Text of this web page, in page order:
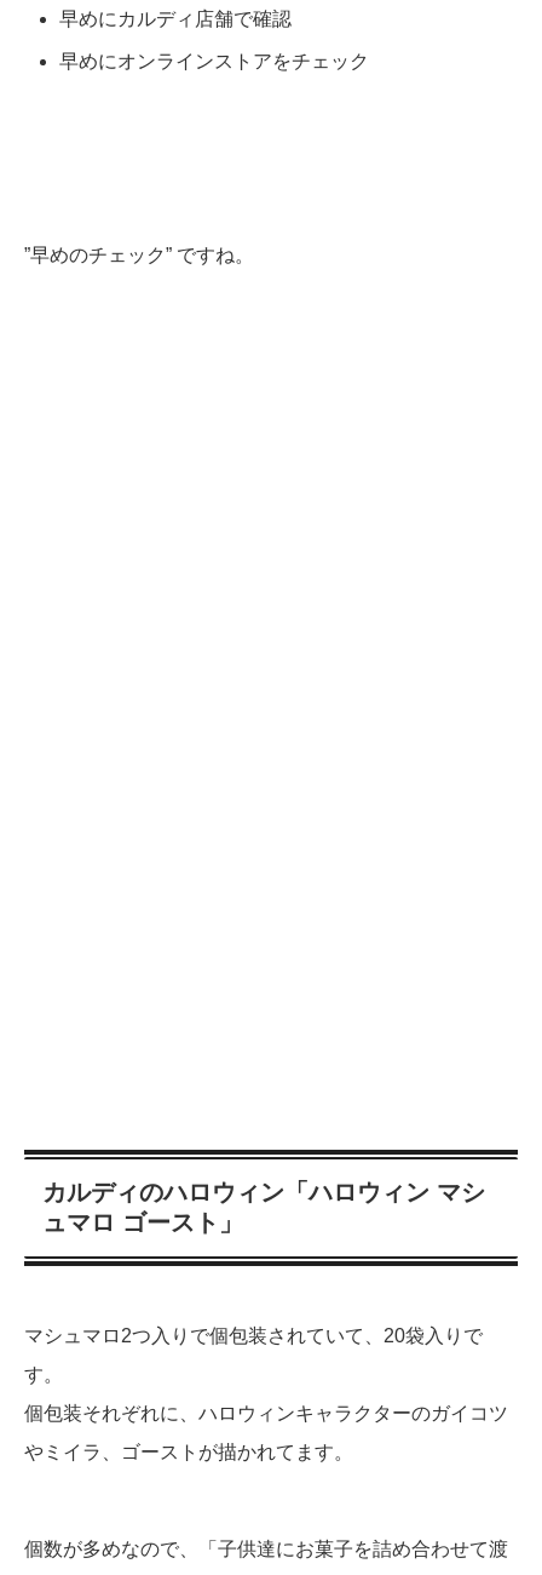
早めにカルディ店舗で確認
早めにオンラインストアをチェック
”早めのチェック” ですね。
カルディのハロウィン「ハロウィン マシ
ュマロ ゴースト」
マシュマロ2つ入りで個包装されていて、20袋入りで
す。
個包装それぞれに、ハロウィンキャラクターのガイコツ
やミイラ、ゴーストが描かれてます。
個数が多めなので、「子供達にお菓子を詰め合わせて渡